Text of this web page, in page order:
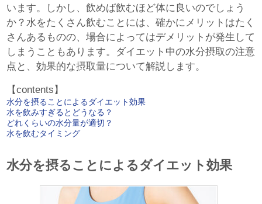
います。しかし、飲めば飲むほど体に良いのでしょう
か？水をたくさん飲むことには、確かにメリットはたく
さんあるものの、場合によってはデメリットが発生して
しまうこともあります。ダイエット中の水分摂取の注意
点と、効果的な摂取量について解説します。
【contents】
水分を摂ることによるダイエット効果
水を飲みすぎるとどうなる？
どれくらいの水分量が適切？
水を飲むタイミング
水分を摂ることによるダイエット効果